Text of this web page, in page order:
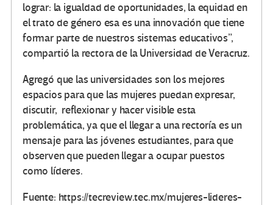
lograr: la igualdad de oportunidades, la equidad en
el trato de género esa es una innovación que tiene
formar parte de nuestros sistemas educativos”,
compartió la rectora de la Universidad de Veracruz.
Agregó que las universidades son los mejores
espacios para que las mujeres puedan expresar,
discutir, reflexionar y hacer visible esta
problemática, ya que el llegar a una rectoría es un
mensaje para las jóvenes estudiantes, para que
observen que pueden llegar a ocupar puestos
como líderes.
Fuente: https://tecreview.tec.mx/mujeres-lideres-